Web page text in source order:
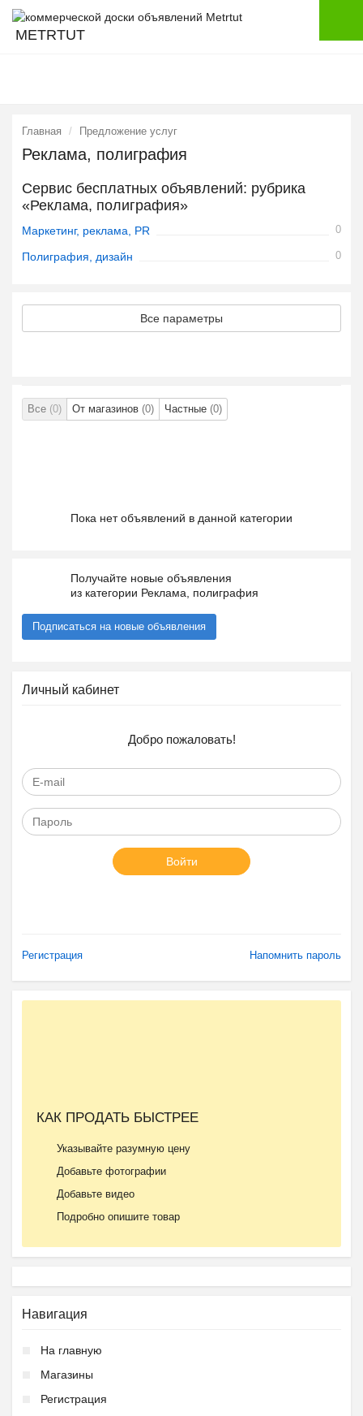
METRTUT
Главная Предложение услуг
Реклама, полиграфия
Сервис бесплатных объявлений: рубрика
«Реклама, полиграфия»
Маркетинг, реклама, PR 0
Полиграфия, дизайн 0
Все параметры
Все (0) От магазинов (0) Частные (0)
Пока нет объявлений в данной категории
Получайте новые объявления
из категории Реклама, полиграфия
Подписаться на новые объявления
Личный кабинет
Добро пожаловать!
Войти
Регистрация Напомнить пароль
КАК ПРОДАТЬ БЫСТРЕЕ
Указывайте разумную цену
Добавьте фотографии
Добавьте видео
Подробно опишите товар
Навигация
На главную
Магазины
Регистрация